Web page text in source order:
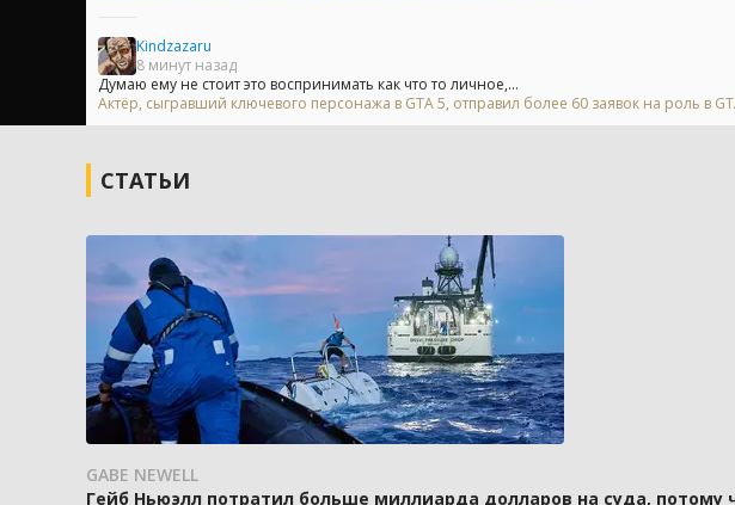
Kindzazaru
8 минут назад
Думаю ему не стоит это воспринимать как что то личное,...
Актёр, сыгравший ключевого персонажа в GTA 5, отправил более 60 заявок на роль в
СТАТЬИ
GABE NEWELL
Гейб Ньюэлл потратил больше миллиарда долларов на суда, потому